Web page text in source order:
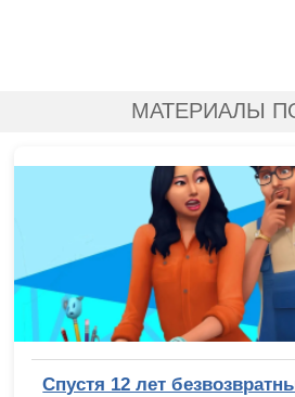
МАТЕРИАЛЫ
Спустя 12 лет